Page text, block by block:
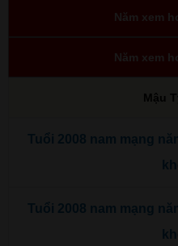
Năm xem
Năm xem
Mậu
Tuổi 2008 nam mạng
Tuổi 2008 nam mạng